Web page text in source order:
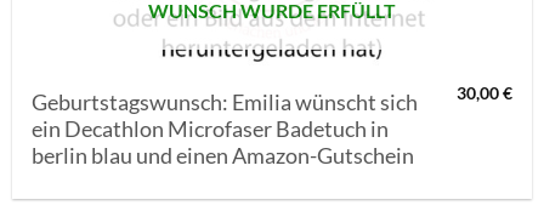
WUNSCH WURDE ERFÜLLT
Geburtstagswunsch: Emilia wünscht sich
ein Decathlon Microfaser Badetuch in
berlin blau und einen Amazon-Gutschein
30,00€